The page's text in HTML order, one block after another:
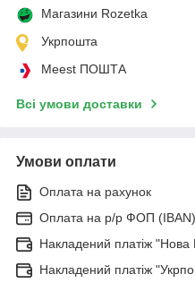
Магазини Rozetka
Укрпошта
Meest ПОШТА
Всі умови доставки
Умови оплати
Оплата на рахунок
Оплата на р/р ФОП (IBAN)
Накладений платіж
Накладений платіж